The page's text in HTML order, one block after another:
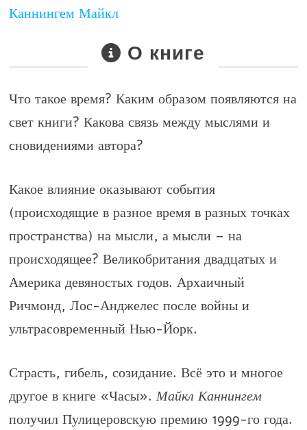
Каннингем Майкл
О книге
Что такое время? Каким образом появляются на
свет книги? Какова связь между мыслями и
сновидениями автора?
Какое влияние оказывают события
(происходящие в разное время в разных точках
пространства) на мысли, а мысли – на
происходящее? Великобритания двадцатых и
Америка девяностых годов. Архаичный
Ричмонд, Лос-Анджелес после войны и
ультрасовременный Нью-Йорк.
Страсть, гибель, созидание. Всё это и многое
другое в книге «Часы».Майкл Каннингем
получил Пулицеровскую премию 1999-го года.